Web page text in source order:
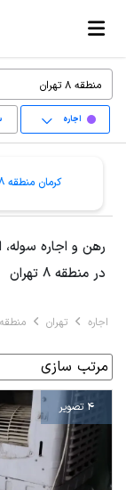
اجاره
کرمان منطقه 8
رهن و اجاره سوله،
در منطقه 8 تهران
اجاره تهران منطقه 8 تهران
4 تصویر